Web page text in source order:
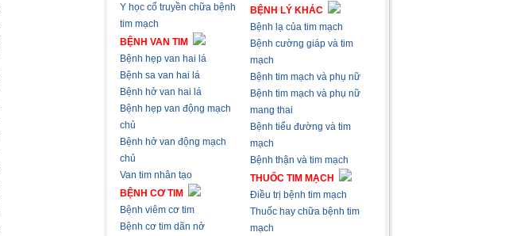
Y học cổ truyền chữa bệnh
tim mạch
BỆNH VAN TIM
Bệnh hẹp van hai lá
Bệnh sa van hai lá
Bệnh hở van hai lá
Bệnh hẹp van động mạch
chủ
Bệnh hở van động mạch
chủ
Van tim nhân tạo
BỆNH CƠ TIM
Bệnh viêm cơ tim
Bệnh cơ tim dãn nở
BỆNH LÝ KHÁC
Bệnh lạ của tim mạch
Bệnh cường giáp và tim
mạch
Bệnh tim mạch và phụ nữ
Bệnh tim mạch và phụ nữ
mang thai
Bệnh tiểu đường và tim
mạch
Bệnh thận và tim mạch
THUỐC TIM MẠCH
Điều trị bệnh tim mạch
Thuốc hay chữa bệnh tim
mạch